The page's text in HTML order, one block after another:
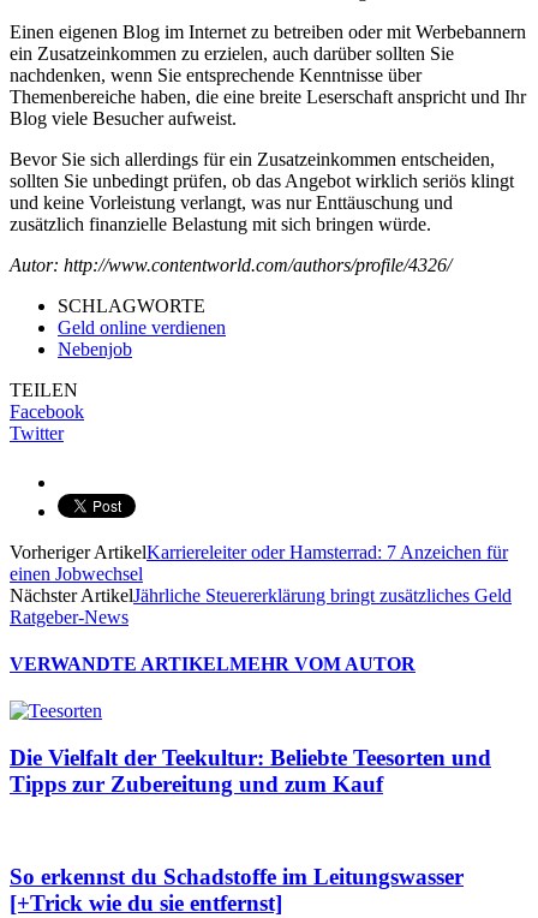
Einen eigenen Blog im Internet zu betreiben oder mit Werbebannern
ein Zusatzeinkommen zu erzielen, auch darüber sollten Sie
nachdenken, wenn Sie entsprechende Kenntnisse über
Themenbereiche haben, die eine breite Leserschaft anspricht und Ihr
Blog viele Besucher aufweist.
Bevor Sie sich allerdings für ein Zusatzeinkommen entscheiden,
sollten Sie unbedingt prüfen, ob das Angebot wirklich seriös klingt
und keine Vorleistung verlangt, was nur Enttäuschung und
zusätzlich finanzielle Belastung mit sich bringen würde.
Autor: http://www.contentworld.com/authors/profile/4326/
SCHLAGWORTE
Geld online verdienen
Nebenjob
TEILEN
Facebook
Twitter
Vorheriger ArtikelKarriereleiter oder Hamsterrad: 7 Anzeichen für
einen Jobwechsel
Nächster ArtikelJährliche Steuererklärung bringt zusätzliches Geld
Ratgeber-News
VERWANDTE ARTIKELMEHR VOM AUTOR
Die Vielfalt der Teekultur: Beliebte Teesorten und
Tipps zur Zubereitung und zum Kauf
So erkennst du Schadstoffe im Leitungswasser
[+Trick wie du sie entfernst]